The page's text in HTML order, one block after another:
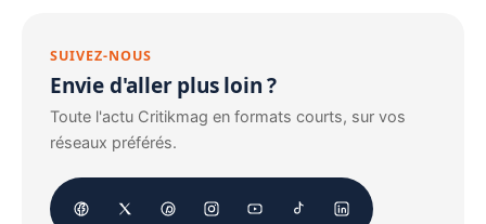
SUIVEZ-NOUS
Envie d'aller plus loin ?
Toute l'actu Critikmag en formats courts, sur vos
réseaux préférés.